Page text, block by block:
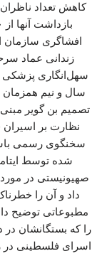
کاهش تعداد
افشاگری سازمان
زندانی عماد
سهل‌انگاری پزشکی
سال و نیم
تصمیم بن گویر
نظارت بر اسیران
سخنگوی رسمی
شده توسط
صهیونیستی در
داد و آن را
مطبوعاتی توضیح
را که بستگانشان
اسرای فلسطینی در